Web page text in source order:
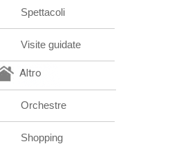
Spettacoli
Visite guidate
Altro
Orchestre
Shopping